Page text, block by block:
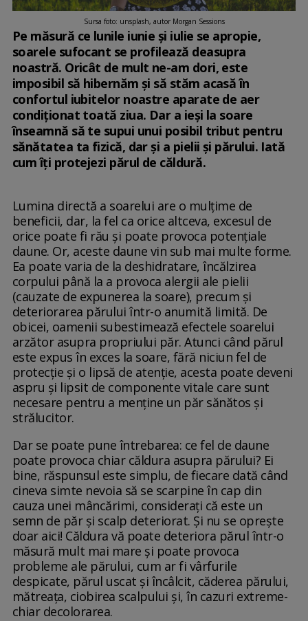
Sursa foto: unsplash, autor Morgan Sessions
Pe măsură ce lunile iunie și iulie se apropie,
soarele sufocant se profilează deasupra
noastră. Oricât de mult ne-am dori, este
imposibil să hibernăm și să stăm acasă în
confortul iubitelor noastre aparate de aer
condiționat toată ziua. Dar a ieși la soare
înseamnă să te supui unui posibil tribut pentru
sănătatea ta fizică, dar și a pielii și părului. Iată
cum îți protejezi părul de căldură.
Lumina directă a soarelui are o mulțime de
beneficii, dar, la fel ca orice altceva, excesul de
orice poate fi rău și poate provoca potențiale
daune. Or, aceste daune vin sub mai multe forme.
Ea poate varia de la deshidratare, încălzirea
corpului până la a provoca alergii ale pielii
(cauzate de expunerea la soare), precum și
deteriorarea părului într-o anumită limită. De
obicei, oamenii subestimează efectele soarelui
arzător asupra propriului păr. Atunci când părul
este expus în exces la soare, fără niciun fel de
protecție și o lipsă de atenție, acesta poate deveni
aspru și lipsit de componente vitale care sunt
necesare pentru a menține un păr sănătos și
strălucitor.
Dar se poate pune întrebarea: ce fel de daune
poate provoca chiar căldura asupra părului? Ei
bine, răspunsul este simplu, de fiecare dată când
cineva simte nevoia să se scarpine în cap din
cauza unei mâncărimi, considerați că este un
semn de păr și scalp deteriorat. Și nu se oprește
doar aici! Căldura vă poate deteriora părul într-o
măsură mult mai mare și poate provoca
probleme ale părului, cum ar fi vârfurile
despicate, părul uscat și încâlcit, căderea părului,
mătreața, ciobirea scalpului și, în cazuri extreme-
chiar decolorarea.